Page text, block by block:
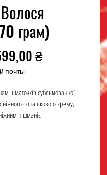
грам)
₴За
розпродажем
почты
шматочків субльмованної
ніжного фісташкового крему,
пішманіє